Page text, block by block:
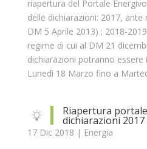
riapertura del Portale
delle dichiarazioni: 2017,
DM 5 Aprile 2013) ; 2018-
regime di cui al DM 21
dichiarazioni potranno essere
Lunedì 18 Marzo fino a
Riapertura
dichiarazioni 2017
17 Dic 2018 | Energia